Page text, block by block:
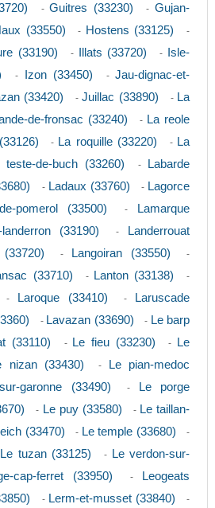
-Guitres (33230) -Gujan-
(33550) - Hostens (33125) -
(33190) - Illats (33720) -
Isle-
- Izon (33450) -Jau-dignac-et-
(33420) -Juillac (33890) - La
de-fronsac (33240) - La reole
- La roquille (33220) - La
teste-de-buch (33260) -
Labarde
- Ladaux (33760) - Lagorce
pomerol (33500) -
Lamarque
landerron (33190) -
Landerrouat
- Langoiran (33550) -
(33710) - Lanton (33138) -
- Laroque (33410) -
Laruscade
- Lavazan (33690) - Le barp
(33110) - Le fieu (33230) -
Le
nizan (33430) -
Le pian-medoc
garonne (33490) -
Le porge
- Le puy (33580) - Le taillan-
(33470) - Le temple (33680) -
Le tuzan (33125) - Le verdon-sur-
cap-ferret (33950) -
Leogeats
- Lerm-et-musset (33840) -